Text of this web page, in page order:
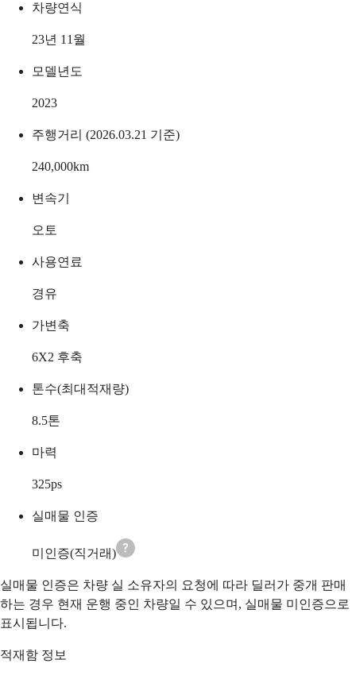
차량연식
23년 11월
모델년도
2023
주행거리 (2026.03.21 기준)
240,000km
변속기
오토
사용연료
경유
가변축
6X2 후축
톤수(최대적재량)
8.5톤
마력
325ps
실매물 인증
미인증(직거래)
실매물 인증은 차량 실 소유자의 요청에 따라 딜러가 중개 판매
하는 경우 현재 운행 중인 차량일 수 있으며, 실매물 미인증으로
표시됩니다.
적재함 정보